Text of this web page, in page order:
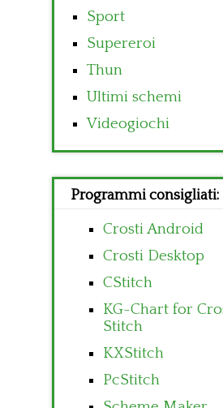
Sport
Supereroi
Thun
Ultimi schemi
Videogiochi
Programmi consigliati:
Crosti Android
Crosti Desktop
CStitch
KG-Chart for
Stitch
KXStitch
PcStitch